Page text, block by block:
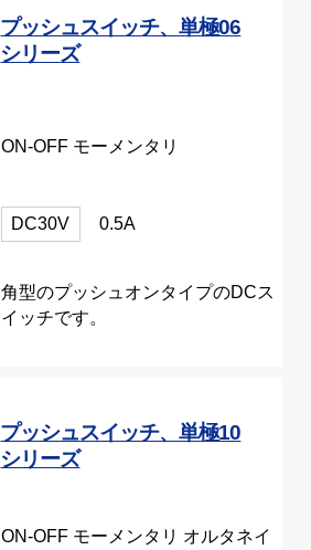
プッシュスイッチ、単極06
シリーズ
ON-OFF モーメンタリ
DC30V 0.5A
角型のプッシュオンタイプのDCス
イッチです。
プッシュスイッチ、単極10
シリーズ
ON-OFF モーメンタリ オルタネイ